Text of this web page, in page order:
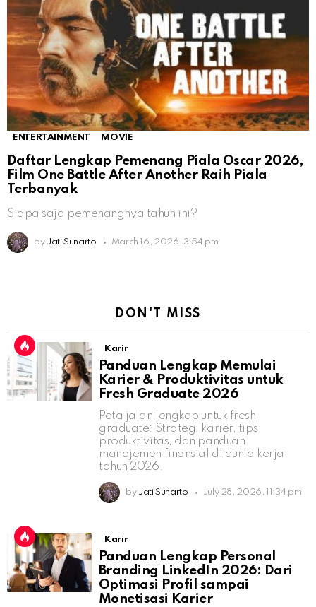
ENTERTAINMENT MOVIE
Daftar Lengkap Pemenang Piala Oscar 2026,
Film One Battle After Another Raih Piala
Terbanyak
Siapa saja pemenangnya tahun ini?
by Jati Sunarto March 16, 2026, 3:54 pm
DON'T MISS
Karir
Panduan Lengkap Memulai
Karier & Produktivitas untuk
Fresh Graduate 2026
Peta jalan lengkap untuk fresh
graduate: Strategi karier, tips
produktivitas, dan panduan
manajemen finansial di dunia kerja
tahun 2026.
by Jati Sunarto July 28, 2026, 11:34 pm
Karir
Panduan Lengkap Personal
Branding LinkedIn 2026: Dari
Optimasi Profil sampai
Monetisasi Karier